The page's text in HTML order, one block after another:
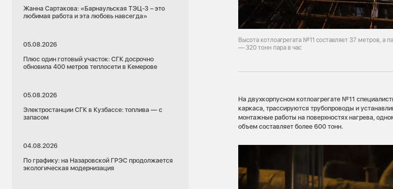
Жанна Сартакова: «Барнаульская ТЭЦ-3 – это
любимая работа и эта любовь навсегда»
05.08.2026
Плюс один готовый участок: СГК досрочно
обновила 400 метров теплосети в Кемерове
05.08.2026
Электростанции СГК в Кузбассе: топлива — с
запасом
04.08.2026
По графику: на Назаровской ГРЭС продолжается
экологическая модернизация
Высота котлоагрегата №11 составляет 37 метров, а
— 320 тонн пара в час
На двухкорпусном котлоагрегате №11
каркаса, трассируются трубопроводы и
монтажные работы на поверхностях нагрева,
объем составляет более 600 тонн.